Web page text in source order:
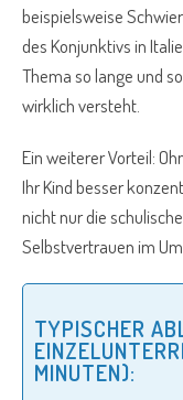
beispielsweise
des Konjunktivs in
Thema so lange und
wirklich versteht.
Ein weiterer Vorteil:
Ihr Kind besser
nicht nur die
Selbstvertrauen im
TYPISCHER
MINUTEN):